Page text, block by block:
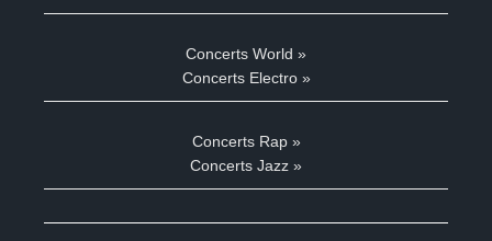
Concerts World »
Concerts Electro »
Concerts Rap »
Concerts Jazz »